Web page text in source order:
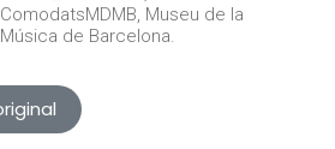
ComodatsMDMB, Museu de la
Música de Barcelona.